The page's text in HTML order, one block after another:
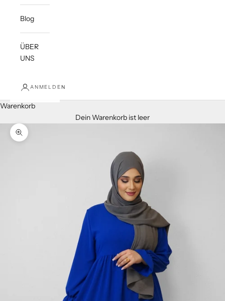
Blog
ÜBER
UNS
ANMELDEN
Warenkorb
Dein Warenkorb ist leer
Bild vergrößern